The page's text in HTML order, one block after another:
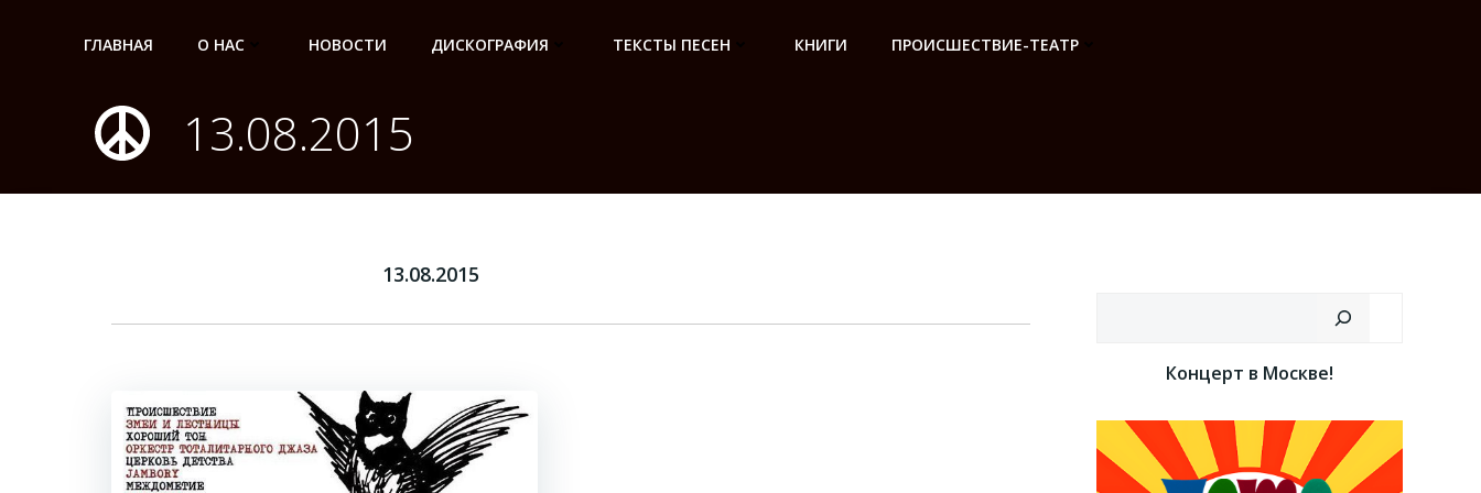
ГЛАВНАЯ О НАС НОВОСТИ ДИСКОГРАФИЯ ТЕКСТЫ ПЕСЕН КНИГИ ПРОИСШЕСТВИЕ-ТЕАТР
13.08.2015
13.08.2015
Концерт в Москве!